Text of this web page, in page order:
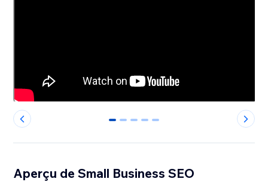
0 1 2 3 4
Aperçu de Small Business SEO